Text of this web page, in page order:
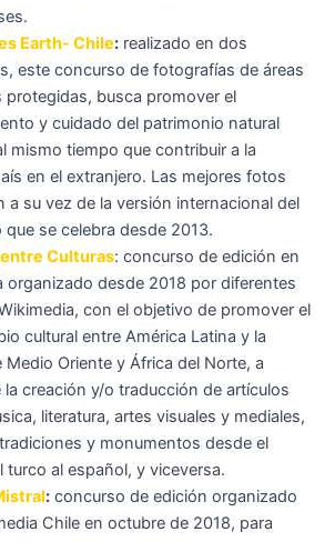
Earth- Chile: realizado en dos
este concurso de fotografías de áreas
protegidas, busca promover el
y cuidado del patrimonio natural
mismo tiempo que contribuir a la
en el extranjero. Las mejores fotos
a su vez de la versión internacional del
se celebra desde 2013.
Culturas: concurso de edición en
organizado desde 2018 por diferentes
con el objetivo de promover el
cultural entre América Latina y la
Medio Oriente y África del Norte, a
la creación y/o traducción de artículos
literatura, artes visuales y mediales,
y monumentos desde el
turco al español, y viceversa.
: concurso de edición organizado
Chile en octubre de 2018, para